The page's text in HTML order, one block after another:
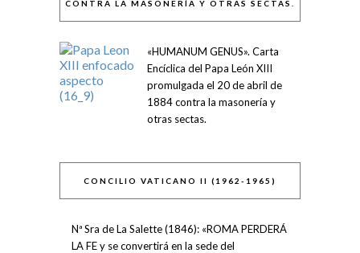
CONTRA LA MASONERÍA Y OTRAS SECTAS.
«HUMANUM GENUS». Carta
Encíclica del Papa León XIII
promulgada el 20 de abril de
1884 contra la masonería y
otras sectas.
CONCILIO VATICANO II (1962-1965)
Nª Sra de La Salette (1846): «ROMA PERDERÁ
LA FE y se convertirá en la sede del